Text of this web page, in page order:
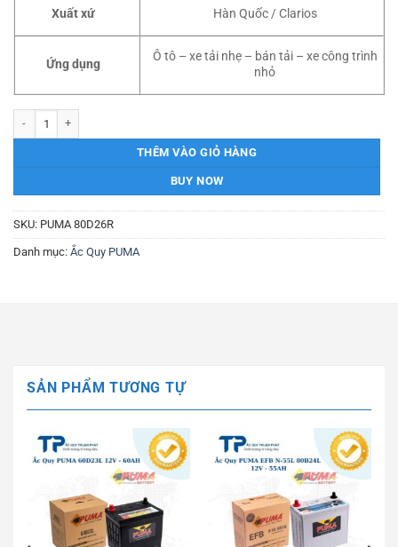
Xuất xứ Hàn Quốc / Clarios
Ứng dụng
Ô tô – xe tải nhẹ – bán tải – xe công trình
nhỏ
THÊM VÀO GIỎ HÀNG
BUY NOW
SKU: PUMA 80D26R
Danh mục: Ắc Quy PUMA
SẢN PHẨM TƯƠNG TỰ